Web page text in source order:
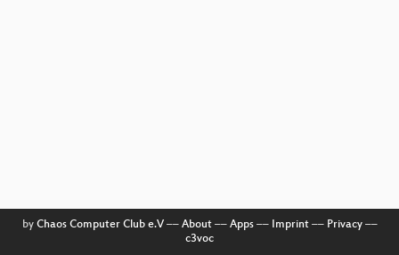
by Chaos Computer Club e.V–– About–– Apps–– Imprint–– Privacy––
c3voc